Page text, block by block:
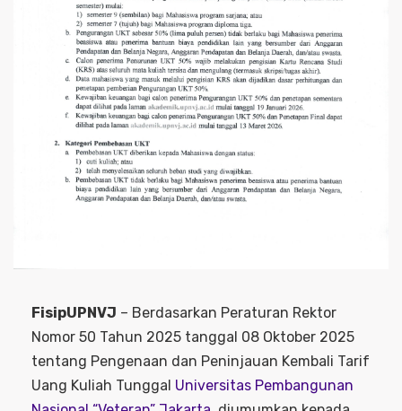
FisipUPNVJ – Berdasarkan Peraturan Rektor
Nomor 50 Tahun 2025 tanggal 08 Oktober 2025
tentang Pengenaan dan Peninjauan Kembali Tarif
Uang Kuliah Tunggal Universitas Pembangunan